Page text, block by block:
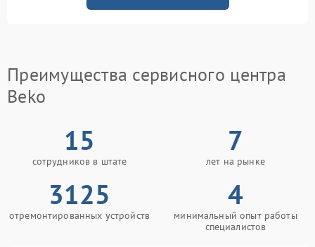
Преимущества сервисного центра
Beko
15
сотрудников в штате
7
лет на рынке
3125
отремонтированных устройств
4
минимальный опыт работы
специалистов